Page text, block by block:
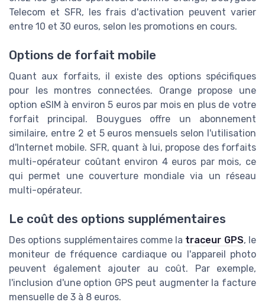
Telecom et SFR, les frais d'activation peuvent varier
entre 10 et 30 euros, selon les promotions en cours.
Options de forfait mobile
Quant aux forfaits, il existe des options spécifiques
pour les montres connectées. Orange propose une
option eSIM à environ 5 euros par mois en plus de votre
forfait principal. Bouygues offre un abonnement
similaire, entre 2 et 5 euros mensuels selon l'utilisation
d'Internet mobile. SFR, quant à lui, propose des forfaits
multi-opérateur coûtant environ 4 euros par mois, ce
qui permet une couverture mondiale via un réseau
multi-opérateur.
Le coût des options supplémentaires
Des options supplémentaires comme la traceur GPS, le
moniteur de fréquence cardiaque ou l'appareil photo
peuvent également ajouter au coût. Par exemple,
l'inclusion d'une option GPS peut augmenter la facture
mensuelle de 3 à 8 euros.